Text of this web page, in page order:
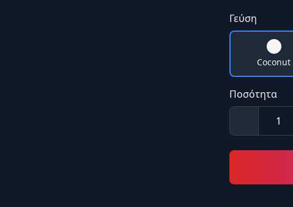
Γεύση
Coconut
Ποσότητα